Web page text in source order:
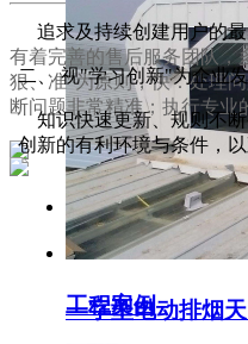
一字型电动排烟
工程案例
有着完善的售后服务团队，
狠、准"为原则，快：处理
断问题非常精准；执行专
追求及持续创建用户的最
二、 视"学习创新"为企业
知识快速更新、规则不断
创新的有利环境与条件，